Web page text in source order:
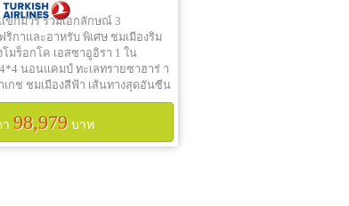
ขกมัวร์ รวมเอกลักษณ์ 3
กาและอาหรับ พิเศษ ชมเมืองริม
มร็อกโค เอสซาอูอิรา 1 ใน
นอนแคมป์ ทะเลทรายซาฮาร่ า
เกช ชมเมืองสีฟ้า เส้นทางสุดอันซีน
ลังกา บินออกมาราเกช เที่ยวครบ
า 98,979บาท